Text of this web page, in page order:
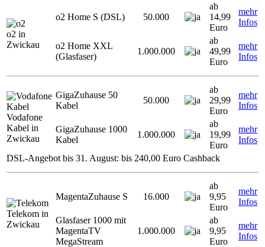
o2 in
Zwickau
o2 Home S (DSL) 50.000
ab
14,99
Euro
mehr
Infos
o2 Home XXL
(Glasfaser)
1.000.000
ab
49,99
Euro
mehr
Infos
Vodafone
Kabel in
Zwickau
GigaZuhause 50
Kabel
50.000
ab
29,99
Euro
mehr
Infos
GigaZuhause 1000
Kabel
1.000.000
ab
19,99
Euro
mehr
Infos
DSL-Angebot bis 31. August: bis 240,00 Euro Cashback
Telekom in
Zwickau
MagentaZuhause S 16.000
ab
9,95
Euro
mehr
Infos
Glasfaser 1000 mit
MagentaTV
MegaStream
1.000.000
ab
9,95
Euro
mehr
Infos